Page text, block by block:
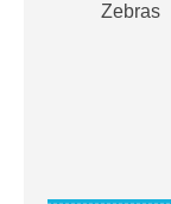
Zebras